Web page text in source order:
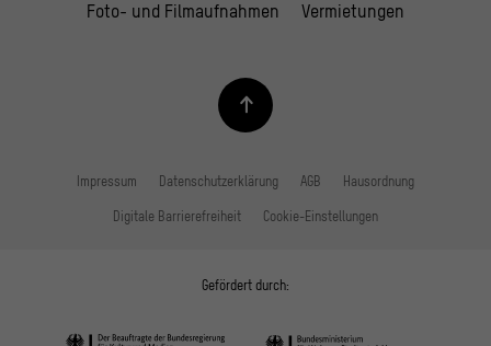
Foto- und Filmaufnahmen Vermietungen
Impressum Datenschutzerklärung AGB Hausordnung
Digitale Barrierefreiheit Cookie-Einstellungen
Gefördert durch: